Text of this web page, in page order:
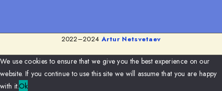
2022–2024 Artur Netsvetaev
We use cookies to ensure that we give you the best experience on our
website. If you continue to use this site we will assume that you are happy
with it.Ok